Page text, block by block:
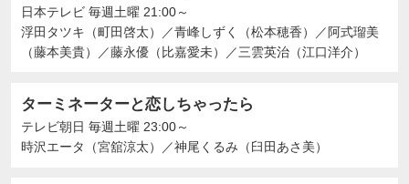
日本テレビ 毎週土曜 21:00～
浮田タツキ（町田啓太）
／青峰しずく（松本穂香） ／ 阿式瑠美
（藤本美貴）
／藤永優（比嘉愛未） ／三雲英治（江口洋介）
ターミネーターと恋しちゃったら
テレビ朝日 毎週土曜 23:00～
時沢エータ（宮舘涼太）
／神尾くるみ（臼田あさ美）